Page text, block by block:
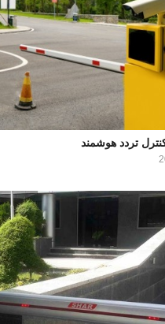
تردد هوشمند